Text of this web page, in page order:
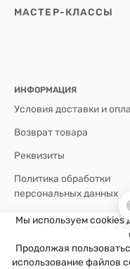
МАСТЕР-КЛАССЫ
ИНФОРМАЦИЯ
Условия доставки и
Возврат товара
Реквизиты
Политика обработки
персональных данных
+7(926)907-
г. Москва
Мы используем cookies
Продолжая
использование файлов